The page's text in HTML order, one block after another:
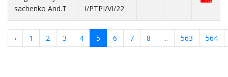
sachenko And.T
I/PTPI/VI/22
‹ 1 2 3 4 5 6 7 8 ... 563 564